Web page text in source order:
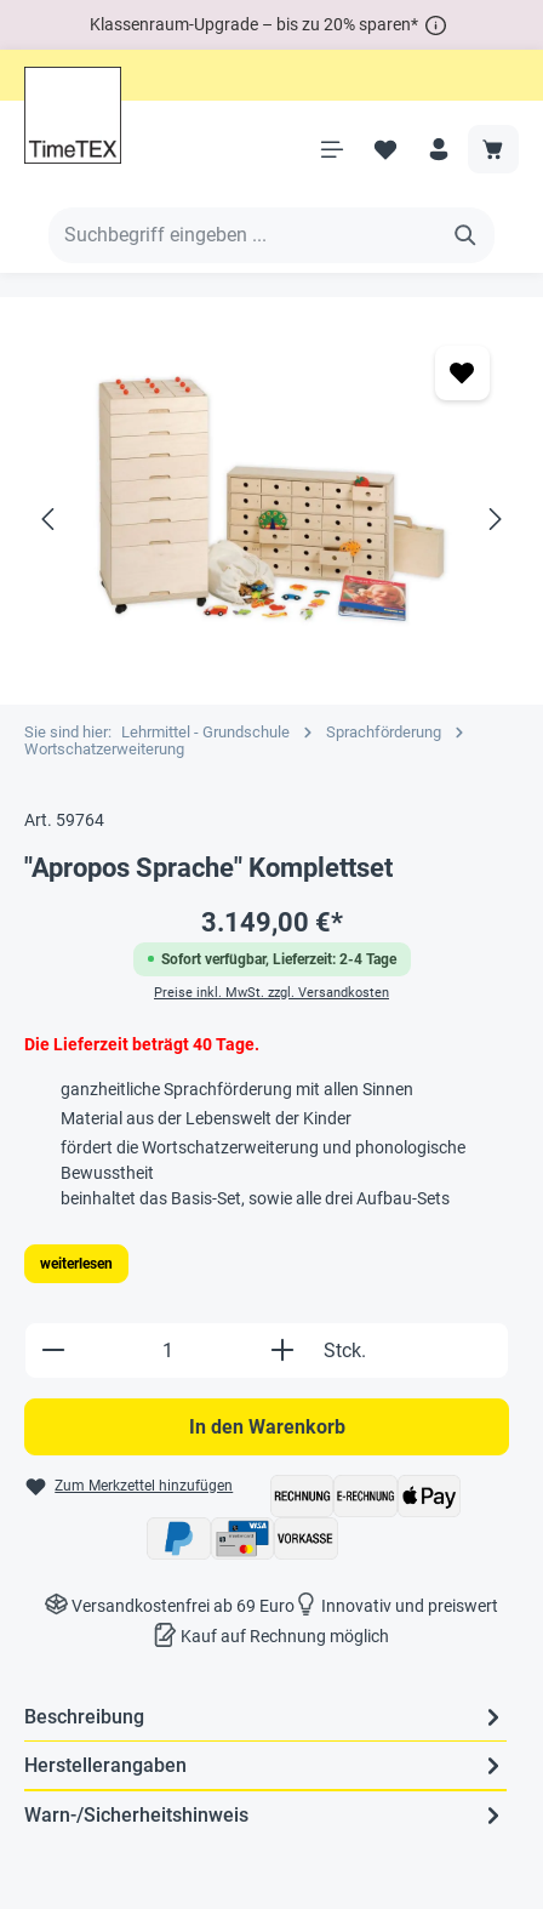
Klassenraum-Upgrade – bis zu 20% sparen*
Sie sind hier: Lehrmittel - Grundschule
Sprachförderung
Wortschatzerweiterung
Art. 59764
"Apropos Sprache" Komplettset
Sofort verfügbar, Lieferzeit: 2-4 Tage
3.149,00 €*
Preise inkl. MwSt. zzgl. Versandkosten
Die Lieferzeit beträgt 40 Tage.
ganzheitliche Sprachförderung mit allen Sinnen
Material aus der Lebenswelt der Kinder
fördert die Wortschatzerweiterung und phonologische
Bewusstheit
beinhaltet das Basis-Set, sowie alle drei Aufbau-Sets
weiterlesen
Produkt Anzahl: Gib den gewünschten
Stck.
In den Warenkorb
Zum Merkzettel hinzufügen
Versandkostenfrei ab 69 Euro
Innovativ und preiswert
Kauf auf Rechnung möglich
Beschreibung
Herstellerangaben
Warn-/Sicherheitshinweis